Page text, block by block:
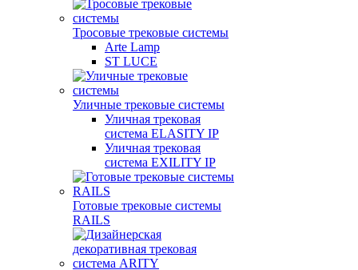
Тросовые трековые системы
Arte Lamp
ST LUCE
Уличные трековые системы
Уличная трековая
система ELASITY IP
Уличная трековая
система EXILITY IP
Готовые трековые системы
RAILS